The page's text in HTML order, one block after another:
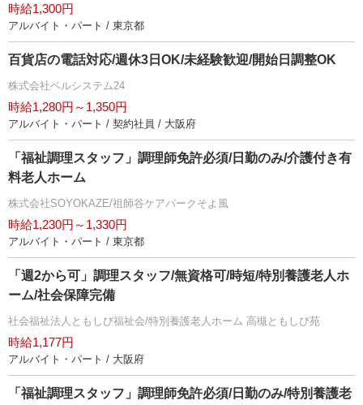
時給1,300円
アルバイト・パート / 東京都
百貨店の電話対応/週休3日OK/未経験歓迎/開始日調整OK
株式会社ベルシステム24
時給1,280円～1,350円
アルバイト・パート / 契約社員 / 大阪府
「福祉調理スタッフ」調理師免許必須/日勤のみ/介護付き有
料老人ホーム
株式会社SOYOKAZE/祖師谷ケアパークそよ風
時給1,230円～1,330円
アルバイト・パート / 東京都
「週2から可」調理スタッフ/無資格可/時短/特別養護老人ホ
ーム/社会保障完備
社会福祉法人ともしび福祉会/特別養護老人ホーム 高槻ともしび苑
時給1,177円
アルバイト・パート / 大阪府
「福祉調理スタッフ」調理師免許必須/日勤のみ/特別養護老